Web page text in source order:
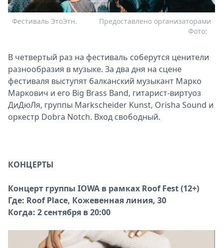
Фестиваль ЭтоЭтн.
Предоставлено организаторами
Фото:
В четвертый раз на фестиваль соберутся ценители
разнообразия в музыке. За два дня на сцене
фестиваля выступят балканский музыкант Марко
Маркович и его Big Brass Band, гитарист-виртуоз
ДиДюЛя, группы Markscheider Kunst, Orisha Sound и
оркестр Dobra Notch. Вход свободный.
КОНЦЕРТЫ
Концерт группы IOWA в рамках Roof Fest (12+)
Где: Roof Place, Кожевенная линия, 30
Когда: 2 сентября в 20:00